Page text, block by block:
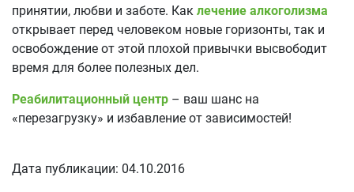
принятии, любви и заботе. Как лечение алкоголизма
открывает перед человеком новые горизонты, так и
освобождение от этой плохой привычки высвободит
время для более полезных дел.
Реабилитационный центр – ваш шанс на
«перезагрузку» и избавление от зависимостей!
Дата публикации: 04.10.2016